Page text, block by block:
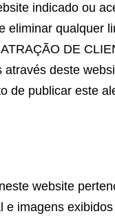
indicado ou
eliminar qualquer
DE
deste
de publicar este
website
imagens